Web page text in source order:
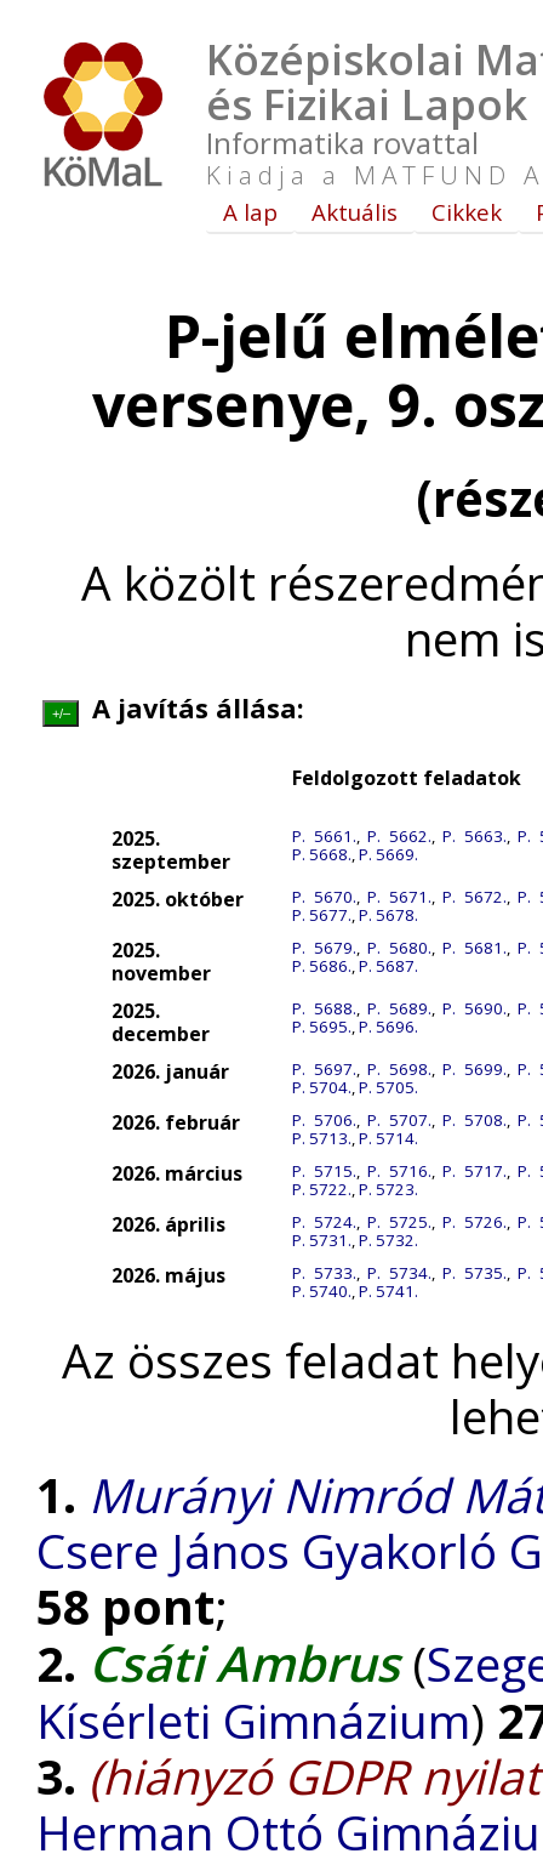
Középiskolai
és Fizikai Lapok
Informatika rovattal
Kiadja a MATFUND
A lap Aktuális Cikkek
P-jelű
versenye, 9.
A közölt
nem
+/– A javítás állása:
Feldolgozott feladatok
2025.
szeptember
P. 5661.,P. 5662.,P. 5663.,P.
P. 5668.,P. 5669.
2025. október P. 5670.,P. 5671.,P. 5672.,P.
P. 5677.,P. 5678.
2025.
november
P. 5679.,P. 5680.,P. 5681.,P.
P. 5686.,P. 5687.
2025.
december
P. 5688.,P. 5689.,P. 5690.,P.
P. 5695.,P. 5696.
2026. január P. 5697.,P. 5698.,P. 5699.,P.
P. 5704.,P. 5705.
2026. február P. 5706.,P. 5707.,P. 5708.,P.
P. 5713.,P. 5714.
2026. március P. 5715.,P. 5716.,P. 5717.,P.
P. 5722.,P. 5723.
2026. április P. 5724.,P. 5725.,P. 5726.,P.
P. 5731.,P. 5732.
2026. május P. 5733.,P. 5734.,P. 5735.,P.
P. 5740.,P. 5741.
Az összes feladat
1. Murányi Nimród
Csere János Gyakorló
58 pont;
2. Csáti Ambrus(
Kísérleti Gimnázium)
3. (hiányzó GDPR
Herman Ottó